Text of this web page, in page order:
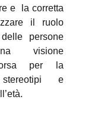
e
la corretta
il ruolo
persone
una visione
per la
e